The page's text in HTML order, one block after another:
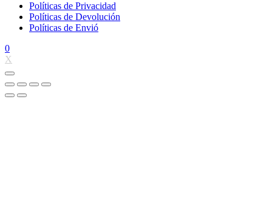
Políticas de Privacidad
Políticas de Devolución
Políticas de Envió
0
X